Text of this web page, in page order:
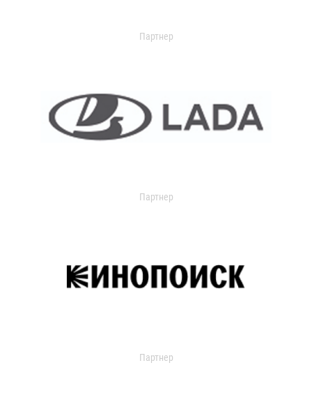
Партнер
Партнер
Партнер